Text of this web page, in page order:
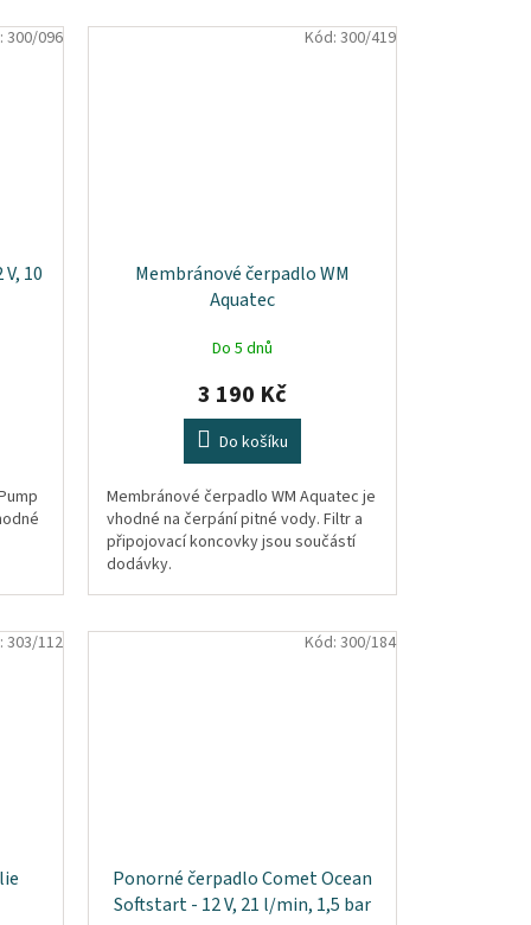
10
300/096
Membránové čerpadlo WM
Aquatec
Do 5 dnů
3 190 Kč
Do košíku
Membránové čerpadlo WM Aquatec je
vhodné na čerpání pitné vody. Filtr a
připojovací koncovky jsou součástí
dodávky.
Kód: 300/419
303/112
Ponorné čerpadlo Comet Ocean
Softstart - 12 V, 21 l/min, 1,5 bar
Kód: 300/184